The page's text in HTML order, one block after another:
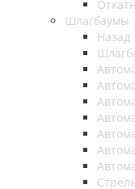
Шлагбаумы
Назад